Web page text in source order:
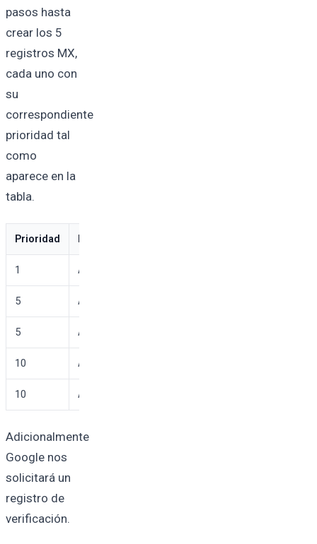
pasos hasta
crear los 5
registros MX,
cada uno con
su
correspondiente
prioridad tal
como
aparece en la
tabla.
Prioridad
1 ASPMX.L.GOOGLE.COM.
5 ALT1.ASPMX.L.GOOGLE.COM.
5 ALT2.ASPMX.L.GOOGLE.COM.
10 ALT3.ASPMX.L.GOOGLE.COM.
10 ALT4.ASPMX.L.GOOGLE.COM.
Adicionalmente
Google nos
solicitará un
registro de
verificación.